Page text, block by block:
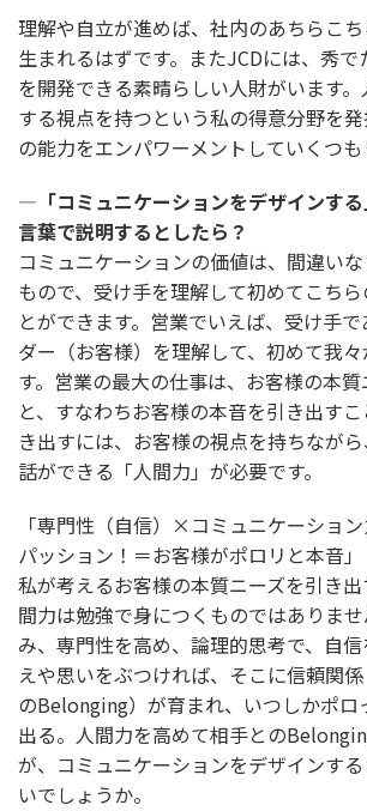
理解や自立が進めば、社内のあちらこ
生まれるはずです。またJCDには、秀
を開発できる素晴らしい人財がいます
する視点を持つという私の得意分野を
の能力をエンパワーメントしていくつも
―「コミュニケーションをデザインす
言葉で説明するとしたら？
コミュニケーションの価値は、間違い
もので、受け手を理解して初めてこち
とができます。営業でいえば、受け手
ダー（お客様）を理解して、初めて我
す。営業の最大の仕事は、お客様の本
と、すなわちお客様の本音を引き出す
き出すには、お客様の視点を持ちなが
話ができる「人間力」が必要です。
「専門性（自信）×コミュニケーショ
パッション！＝お客様がポロリと本音」
私が考えるお客様の本質ニーズを引き
間力は勉強で身につくものではありま
み、専門性を高め、論理的思考で、自
えや思いをぶつければ、そこに信頼関
のBelonging）が育まれ、いつしかポロ
出る。人間力を高めて相手との
が、コミュニケーションをデザインす
いでしょうか。